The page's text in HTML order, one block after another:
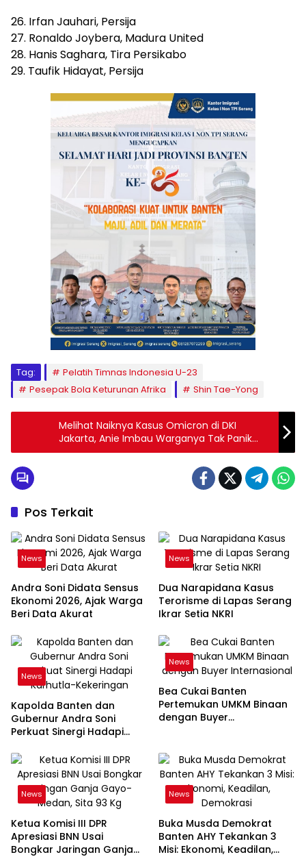
26. Irfan Jauhari, Persija
27. Ronaldo Joybera, Madura United
28. Hanis Saghara, Tira Persikabo
29. Taufik Hidayat, Persija
Tag:
Pelatih Timnas Indonesia U-23
Pesepak Bola Keturunan Afrika
Shin Tae-Yong
Melihat Naiknya Kasus Omicron di DKI
Jakarta, Anie Imbau Warganya Tak Panik
dan Tetap Taat Prokes
Pos Terkait
News
Andra Soni Didata Sensus
Ekonomi 2026, Ajak Warga
Beri Data Akurat
News
Dua Narapidana Kasus
Terorisme di Lapas Serang
Ikrar Setia NKRI
News
Kapolda Banten dan
Gubernur Andra Soni
Perkuat Sinergi Hadapi
News
Bea Cukai Banten
Pertemukan UMKM Binaan
dengan Buyer
News
Ketua Komisi III DPR
Apresiasi BNN Usai
Bongkar Jaringan Ganja
News
Buka Musda Demokrat
Banten AHY Tekankan 3
Misi: Ekonomi, Keadilan,